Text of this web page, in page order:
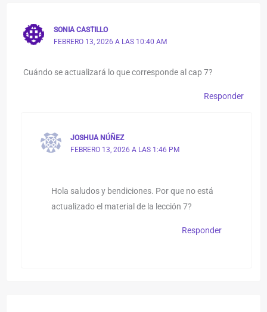
SONIA CASTILLO
FEBRERO 13, 2026 A LAS 10:40 AM
Cuándo se actualizará lo que corresponde al cap 7?
Responder
JOSHUA NÚÑEZ
FEBRERO 13, 2026 A LAS 1:46 PM
Hola saludos y bendiciones. Por que no está
actualizado el material de la lección 7?
Responder